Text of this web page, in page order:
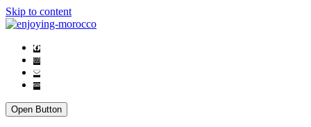
Skip to content
Open Button